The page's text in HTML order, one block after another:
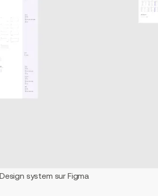
Design system sur Figma